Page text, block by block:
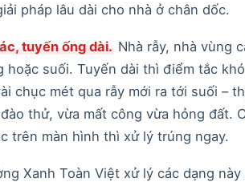
pháp lâu dài cho nhà ở chân dốc.
tuyến ống dài. Nhà rẫy, nhà vùng
hoặc suối. Tuyến dài thì điểm tắc
chục mét qua rẫy mới ra tới suối –
thử, vừa mất công vừa hỏng đất.
trên màn hình thì xử lý trúng ngay.
Xanh Toàn Việt xử lý các dạng